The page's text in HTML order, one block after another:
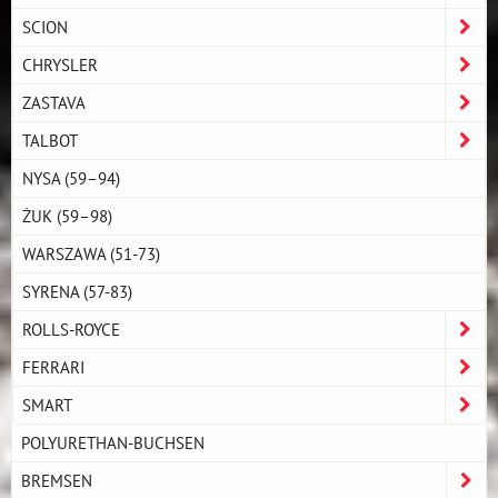
SCION
CHRYSLER
ZASTAVA
TALBOT
NYSA (59–94)
ŻUK (59–98)
WARSZAWA (51-73)
SYRENA (57-83)
ROLLS-ROYCE
FERRARI
SMART
POLYURETHAN-BUCHSEN
BREMSEN